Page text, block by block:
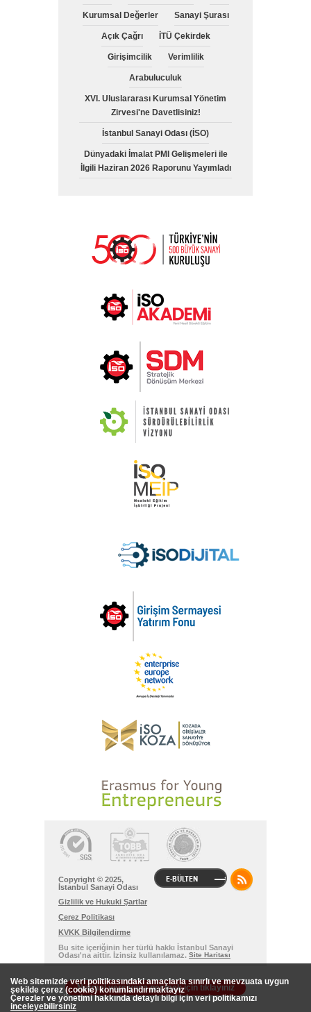
Kurumsal Değerler Sanayi Şurası
Açık Çağrı İTÜ Çekirdek
Girişimcilik Verimlilik
Arabuluculuk
XVI. Uluslararası Kurumsal Yönetim
Zirvesi'ne Davetlisiniz!
İstanbul Sanayi Odası (İSO)
Dünyadaki İmalat PMI Gelişmeleri ile
İlgili Haziran 2026 Raporunu Yayımladı
E-BÜLTEN
Copyright © 2025,
İstanbul Sanayi Odası
Gizlilik ve Hukuki Şartlar
Çerez Politikası
KVKK Bilgilendirme
Bu site içeriğinin her türlü hakkı İstanbul Sanayi
Odası'na aittir. İzinsiz kullanılamaz. Site Haritası
Normal versiyona geçmek için tıklayınız
Web sitemizde veri politikasındaki amaçlarla sınırlı ve mevzuata uygun
şekilde çerez (cookie) konumlandırmaktayız
Çerezler ve yönetimi hakkında detaylı bilgi için veri politikamızı
inceleyebilirsiniz